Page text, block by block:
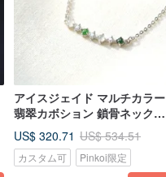
アイスジェイド マルチカラー
翡翠カボション 鎖骨ネックレ
ス 925 スターリングシルバー
| 天然ミャンマー産 A 貨翡翠 |
ギフトに最適
US$ 320.71 US$ 534.51
カスタム可 Pinkoi限定